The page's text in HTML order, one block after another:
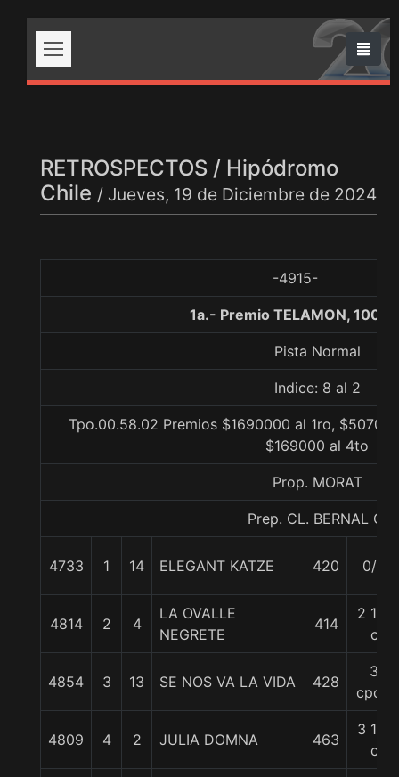
RETROSPECTOS / Hipódromo
Chile / Jueves, 19 de Diciembre de 2024
-4915-
1a.- Premio TELAMON, 1000
Pista Normal
Indice: 8 al 2
Tpo.00.58.02 Premios $1690000 al 1ro,
$169000 al 4to
Prop. MORAT
Prep. CL. BERNAL G.
4733 1 14 ELEGANT KATZE 420 0/0
4814 2 4
LA OVALLE
NEGRETE
414
2 1/4
c
4854 3 13 SE NOS VA LA VIDA 428
3
cpos.
4809 4 2 JULIA DOMNA 463
3 1/2
c